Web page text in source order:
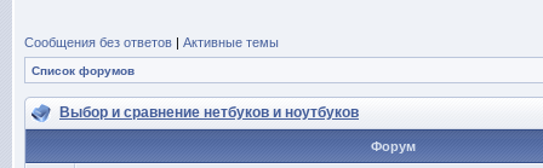
Сообщения без ответов | Активные темы
Список форумов
Выбор и сравнение нетбуков и ноутбуков
Форум